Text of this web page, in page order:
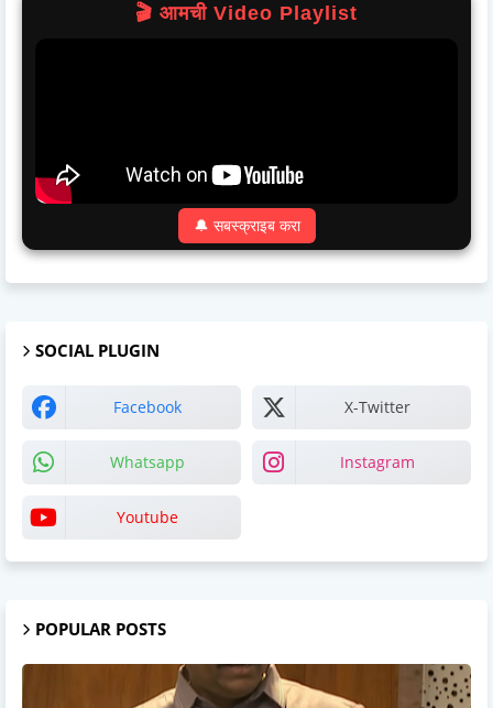
🎬 आमची Video Playlist
🔔 सबस्क्राइब करा
SOCIAL PLUGIN
Facebook X-Twitter
Whatsapp Instagram
Youtube
POPULAR POSTS